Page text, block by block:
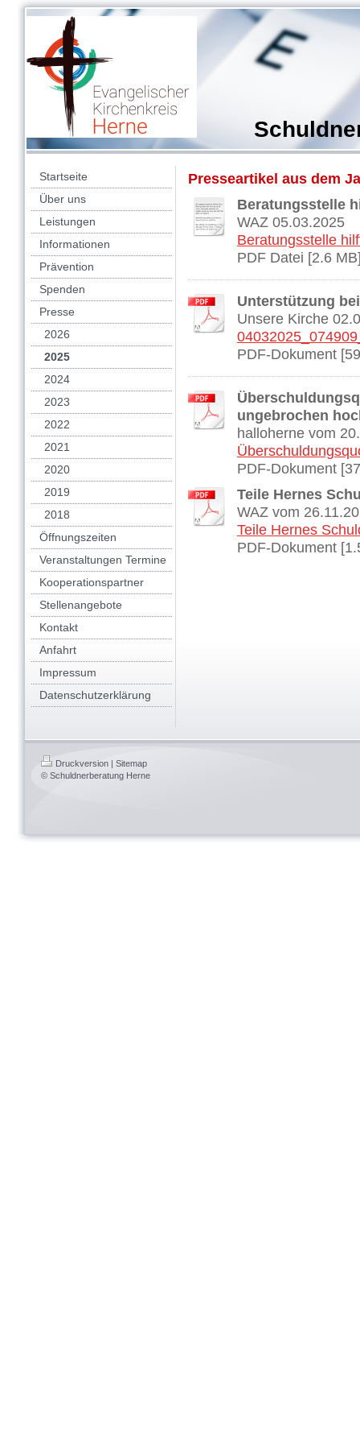
Startseite
Über uns
Leistungen
Informationen
Prävention
Spenden
Presse
2026
2025
2024
2023
2022
2021
2020
2019
2018
Öffnungszeiten
Veranstaltungen Termine
Kooperationspartner
Stellenangebote
Kontakt
Anfahrt
Impressum
Datenschutzerklärung
Presseartikel aus dem
Beratungsstelle
WAZ 05.03.2025
Beratungsstelle
PDF Datei [2.6
Unterstützung
Unsere Kirche
PDF-Dokument
ungebrochen
halloherne vom
PDF-Dokument
Teile Hernes
WAZ vom
Teile Hernes
PDF-Dokument
Druckversion | Sitemap
© Schuldnerberatung Herne